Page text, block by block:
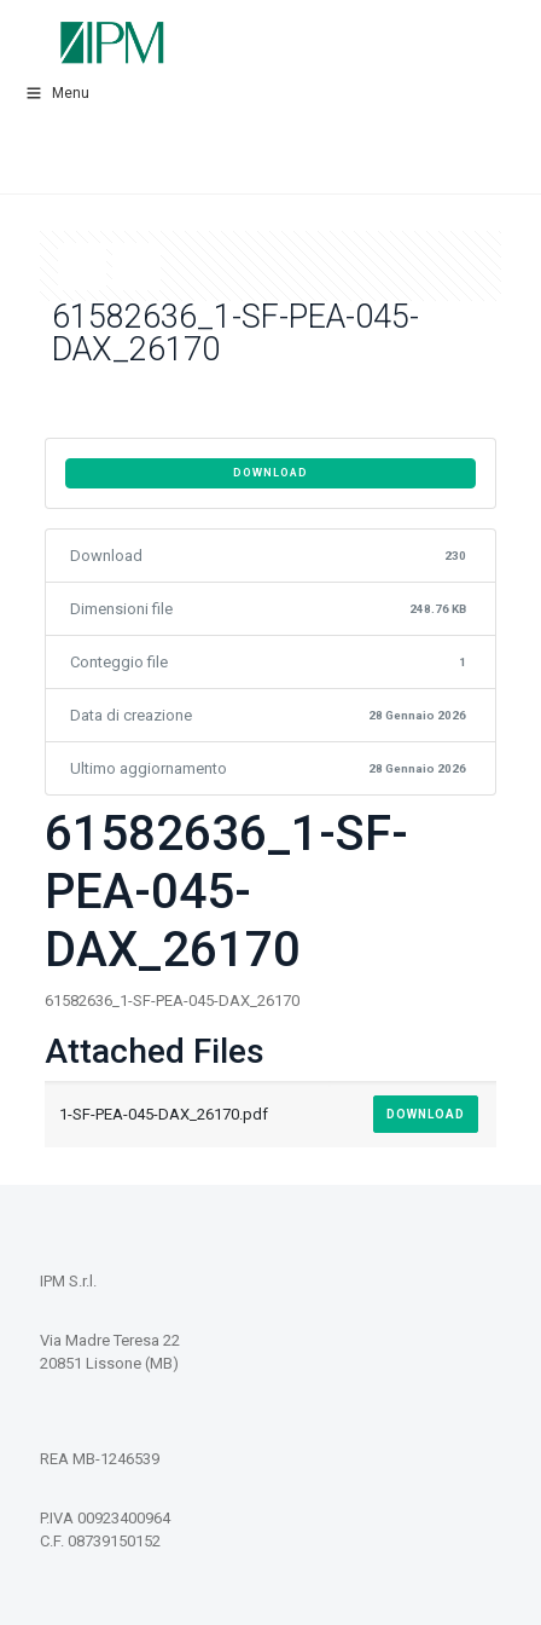
Menu
61582636_1-SF-PEA-045-
DAX_26170
DOWNLOAD
Download 230
Dimensioni file 248.76 KB
Conteggio file 1
Data di creazione 28 Gennaio 2026
Ultimo aggiornamento 28 Gennaio 2026
61582636_1-SF-
PEA-045-
DAX_26170
61582636_1-SF-PEA-045-DAX_26170
Attached Files
1-SF-PEA-045-DAX_26170.pdf DOWNLOAD
IPM S.r.l.
Via Madre Teresa 22
20851 Lissone (MB)
REA MB-1246539
P.IVA 00923400964
C.F. 08739150152